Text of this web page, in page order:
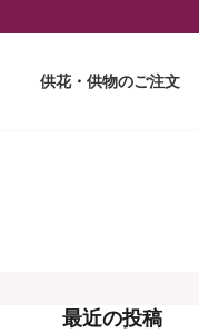
供花・供物のご注文
最近の投稿